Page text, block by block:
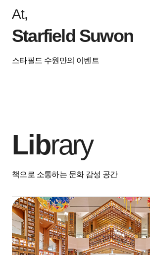
At,
Starfield Suwon
스타필드 수원만의 이벤트
Library
책으로 소통하는 문화 감성 공간